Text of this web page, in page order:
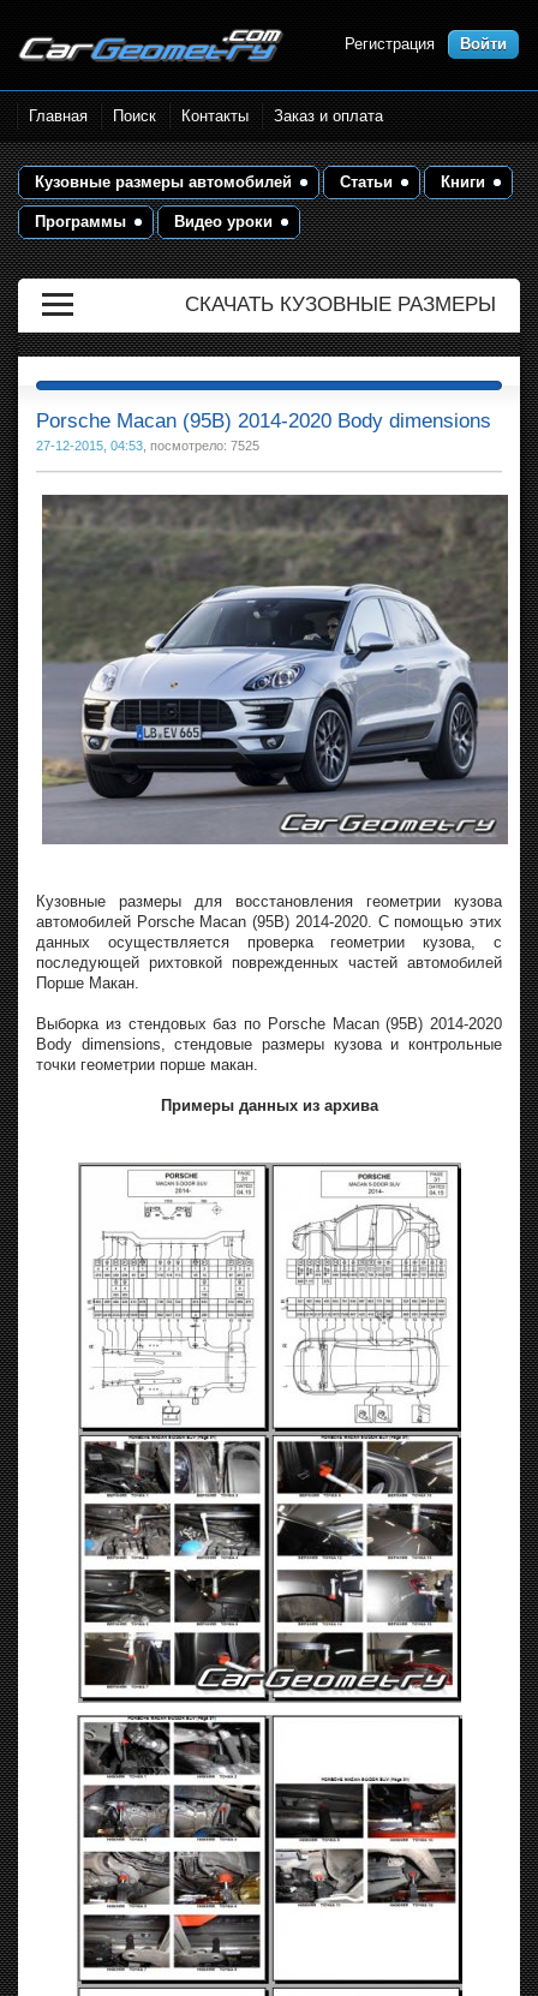
Размеры кузова автомобилей.
Контрольные точки и кузовные
размеры. Геометрия кузова
Регистрация Войти
Главная Поиск Контакты Заказ и оплата
Кузовные размеры автомобилей Статьи Книги
Программы Видео уроки
СКАЧАТЬ КУЗОВНЫЕ РАЗМЕРЫ
Porsche Macan (95B) 2014-2020 Body dimensions
27-12-2015, 04:53 , посмотрело: 7525
Кузовные размеры для восстановления геометрии кузова
автомобилей Porsche Macan (95B) 2014-2020. С помощью этих
данных осуществляется проверка геометрии кузова, с
последующей рихтовкой поврежденных частей автомобилей
Порше Макан.
Выборка из стендовых баз по Porsche Macan (95B) 2014-2020
Body dimensions, стендовые размеры кузова и контрольные
точки геометрии порше макан.
Примеры данных из архива